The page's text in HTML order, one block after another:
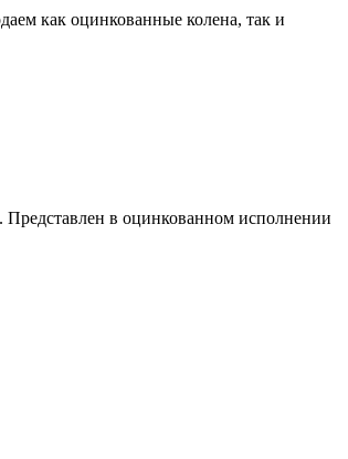
как оцинкованные колена, так и
Представлен в оцинкованном исполнении